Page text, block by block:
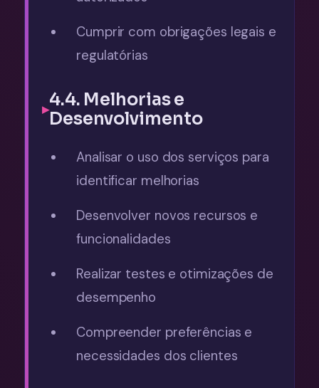
Cumprir com obrigações legais e
regulatórias
4.4. Melhorias e
Desenvolvimento
Analisar o uso dos serviços para
identificar melhorias
Desenvolver novos recursos e
funcionalidades
Realizar testes e otimizações de
desempenho
Compreender preferências e
necessidades dos clientes